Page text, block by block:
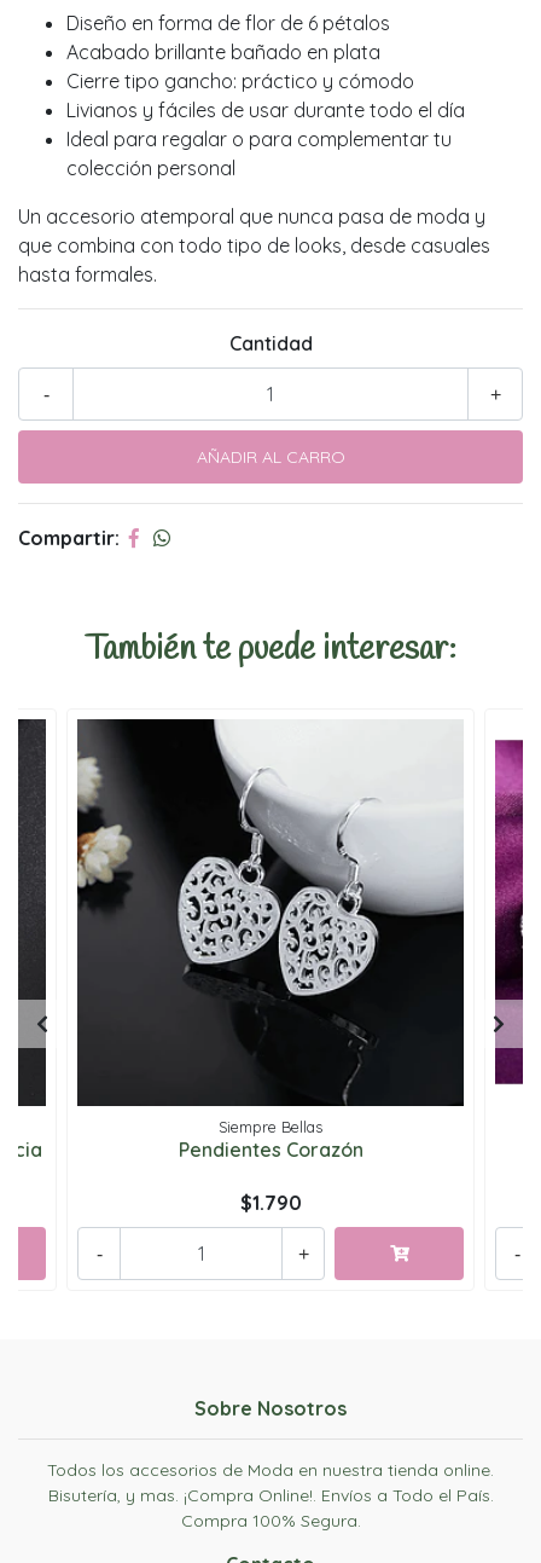
Diseño en forma de flor de 6 pétalos
Acabado brillante bañado en plata
Cierre tipo gancho: práctico y cómodo
Livianos y fáciles de usar durante todo el día
Ideal para regalar o para complementar tu
colección personal
Un accesorio atemporal que nunca pasa de moda y
que combina con todo tipo de looks, desde casuales
hasta formales.
Cantidad
+
-
Compartir:
También te puede interesar:
Siempre Bellas
Pendientes Corazón
$1.790
+
- -
Sobre Nosotros
Todos los accesorios de Moda en nuestra tienda online.
Bisutería, y mas. ¡Compra Online!. Envíos a Todo el País.
Compra 100% Segura.